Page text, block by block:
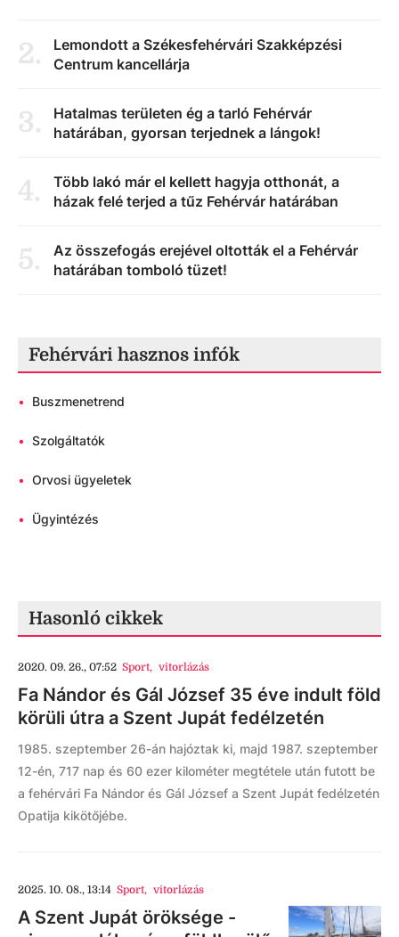
2.
Lemondott a Székesfehérvári Szakképzési
Centrum kancellárja
3.
Hatalmas területen ég a tarló Fehérvár
határában, gyorsan terjednek a lángok!
4.
Több lakó már el kellett hagyja otthonát, a
házak felé terjed a tűz Fehérvár határában
5.
Az összefogás erejével oltották el a Fehérvár
határában tomboló tüzet!
Fehérvári hasznos infók
• Buszmenetrend
• Szolgáltatók
• Orvosi ügyeletek
• Ügyintézés
Hasonló cikkek
2020. 09. 26., 07:52 Sport, vitorlázás
Fa Nándor és Gál József 35 éve indult föld
körüli útra a Szent Jupát fedélzetén
1985. szeptember 26-án hajóztak ki, majd 1987. szeptember
12-én, 717 nap és 60 ezer kilométer megtétele után futott be
a fehérvári Fa Nándor és Gál József a Szent Jupát fedélzetén
Opatija kikötőjébe.
2025. 10. 08., 13:14 Sport, vitorlázás
A Szent Jupát öröksége -